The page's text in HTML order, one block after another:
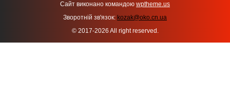
Сайт виконано командою wptheme.us
Зворотній зв'язок: kozak@oko.cn.ua
© 2017-2026 All right reserved.